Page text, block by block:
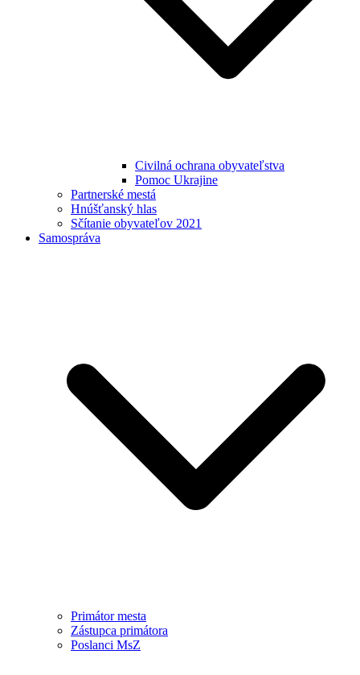
Civilná ochrana obyvateľstva
Pomoc Ukrajine
Partnerské mestá
Hnúšťanský hlas
Sčítanie obyvateľov 2021
Samospráva
Primátor mesta
Zástupca primátora
Poslanci MsZ